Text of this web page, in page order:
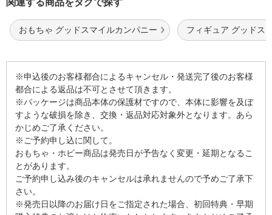
関連する商品をタグで探す
おもちゃ グッドスマイルカンパニー フィギュア グッドス
※申込後のお客様都合によるキャンセル・発送完了後のお客様
都合による返品は不可とさせて頂きます。
※パッケージは商品本体の保護材ですので、本体に影響を及ぼ
すような破損を除き、交換・返品対応対象外となります。あら
かじめご了承ください。
※ご予約申し込に関して。
おもちゃ・ホビー商品は発売日が予告なく変更・延期となるこ
とがあります。
ご予約申し込み後のキャンセルは承れませんので予めご了承下
さい。
※発売日以降のお届け日をご指定された場合、初回特典・早期